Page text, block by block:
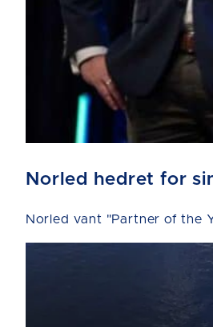
Norled hedret for
Norled vant "Partner of the